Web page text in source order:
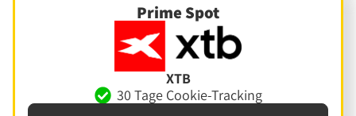
Prime Spot
XTB
30 Tage Cookie-Tracking